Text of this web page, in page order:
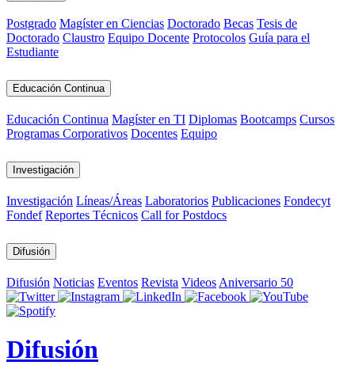
Postgrado Magíster en Ciencias Doctorado Becas Tesis de
Doctorado Claustro Equipo Docente Protocolos Guía para el
Estudiante
Educación Continua
Educación Continua Magíster en TI Diplomas Bootcamps Cursos
Programas Corporativos Docentes Equipo
Investigación
Investigación Líneas/Áreas Laboratorios Publicaciones Fondecyt
Fondef Reportes Técnicos Call for Postdocs
Difusión
Difusión Noticias Eventos Revista Videos Aniversario 50
Difusión